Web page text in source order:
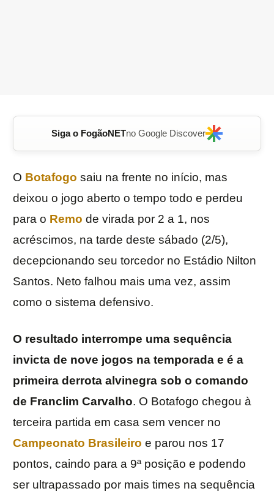
Siga o FogãoNETno Google Discover
O Botafogo saiu na frente no início, mas
deixou o jogo aberto o tempo todo e perdeu
para o Remo de virada por 2 a 1, nos
acréscimos, na tarde deste sábado (2/5),
decepcionando seu torcedor no Estádio Nilton
Santos. Neto falhou mais uma vez, assim
como o sistema defensivo.
O resultado interrompe uma sequência
invicta de nove jogos na temporada e é a
primeira derrota alvinegra sob o comando
de Franclim Carvalho. O Botafogo chegou à
terceira partida em casa sem vencer no
Campeonato Brasileiro e parou nos 17
pontos, caindo para a 9ª posição e podendo
ser ultrapassado por mais times na sequência